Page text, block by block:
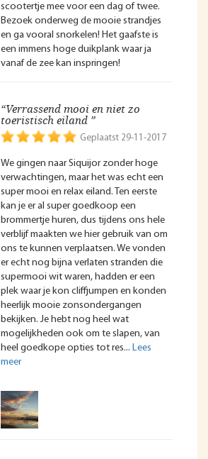
scootertje mee voor een dag of twee.
Bezoek onderweg de mooie strandjes
en ga vooral snorkelen! Het gaafste is
een immens hoge duikplank waar ja
vanaf de zee kan inspringen!
“Verrassend mooi en niet zo
toeristisch eiland ”
Geplaatst 29-11-2017
We gingen naar Siquijor zonder hoge
verwachtingen, maar het was echt een
super mooi en relax eiland. Ten eerste
kan je er al super goedkoop een
brommertje huren, dus tijdens ons hele
verblijf maakten we hier gebruik van om
ons te kunnen verplaatsen. We vonden
er echt nog bijna verlaten stranden die
supermooi wit waren, hadden er een
plek waar je kon cliffjumpen en konden
heerlijk mooie zonsondergangen
bekijken. Je hebt nog heel wat
mogelijkheden ook om te slapen, van
heel goedkope opties tot res